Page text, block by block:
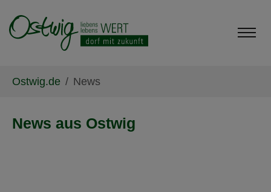
Ostwig.de News
News aus Ostwig